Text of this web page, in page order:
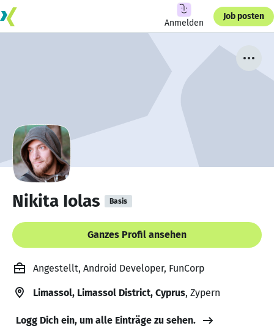
Anmelden
Job posten
Nikita Iolas Basis
Ganzes Profil ansehen
Angestellt, Android Developer, FunCorp
Limassol, Limassol District, Cyprus, Zypern
Logg Dich ein, um alle Einträge zu sehen.